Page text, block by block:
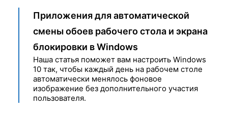
Приложения для автоматической
смены обоев рабочего стола и экрана
блокировки в Windows
Наша статья поможет вам настроить Windows
10 так, чтобы каждый день на рабочем столе
автоматически менялось фоновое
изображение без дополнительного участия
пользователя.